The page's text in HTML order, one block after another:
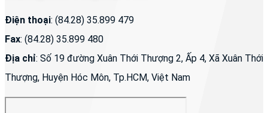
Điện thoại: (84.28) 35.899 479
Fax: (84.28) 35.899 480
Địa chỉ: Số 19 đường Xuân Thới Thượng 2, Ấp 4, Xã Xuân Thới
Thượng, Huyện Hóc Môn, Tp.HCM, Việt Nam